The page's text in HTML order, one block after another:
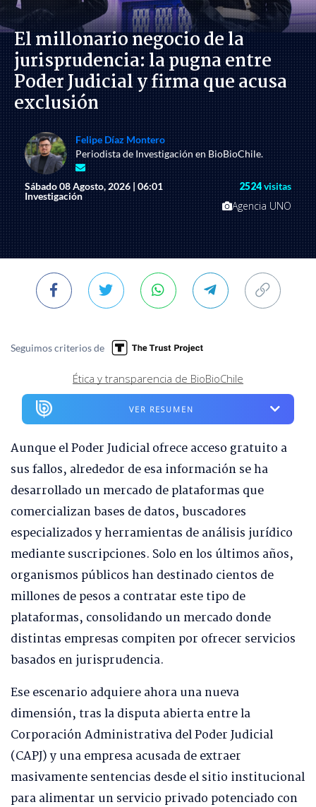
El millonario negocio de la
jurisprudencia: la pugna entre
Poder Judicial y firma que acusa
exclusión
Felipe Díaz Montero
Periodista de Investigación en BioBioChile.
Sábado 08 Agosto, 2026 | 06:01
Investigación
2524visitas
Agencia UNO
Seguimos criterios de
Ética y transparencia de BioBioChile
VER RESUMEN
Aunque el Poder Judicial ofrece acceso gratuito a
sus fallos, alrededor de esa información se ha
desarrollado un mercado de plataformas que
comercializan bases de datos, buscadores
especializados y herramientas de análisis jurídico
mediante suscripciones. Solo en los últimos años,
organismos públicos han destinado cientos de
millones de pesos a contratar este tipo de
plataformas, consolidando un mercado donde
distintas empresas compiten por ofrecer servicios
basados en jurisprudencia.
Ese escenario adquiere ahora una nueva
dimensión, tras la disputa abierta entre la
Corporación Administrativa del Poder Judicial
(CAPJ) y una empresa acusada de extraer
masivamente sentencias desde el sitio institucional
para alimentar un servicio privado potenciado con